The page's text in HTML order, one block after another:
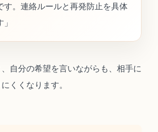
す。連絡ルールと再発防止を具体
自分の希望を言いながらも、相手に
くくなります。